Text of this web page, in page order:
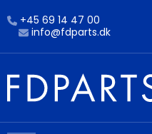
+45 69 14 47 00
info@fdparts.dk